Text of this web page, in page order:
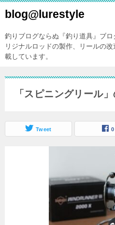
blog@lurestyle
釣りブログならぬ『釣り道具』ブ
リジナルロッドの製作、リールの
載しています。
「スピニングリール
Tweet 0